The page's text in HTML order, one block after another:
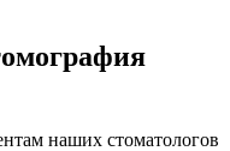
наших стоматологов